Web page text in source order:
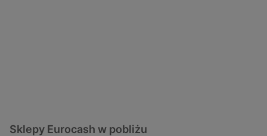
Sklepy Eurocash w pobliżu